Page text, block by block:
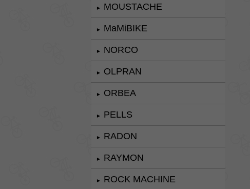
► MOUSTACHE
► MaMiBIKE
► NORCO
► OLPRAN
► ORBEA
► PELLS
► RADON
► RAYMON
► ROCK MACHINE